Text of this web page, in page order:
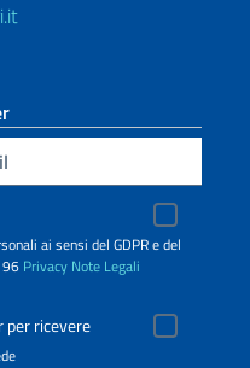
ai sensi del GDPR e del
Privacy Note Legali
per ricevere